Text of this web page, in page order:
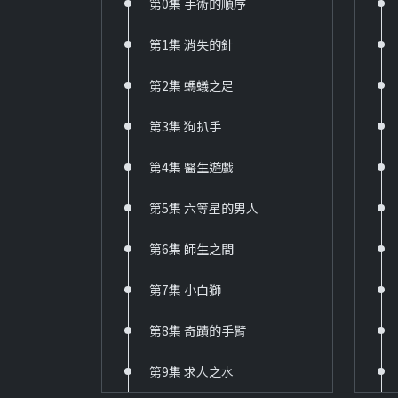
第0集 手術的順序
第1集 消失的針
第2集 螞蟻之足
第3集 狗扒手
第4集 醫生遊戲
第5集 六等星的男人
第6集 師生之間
第7集 小白獅
第8集 奇蹟的手臂
第9集 求人之水